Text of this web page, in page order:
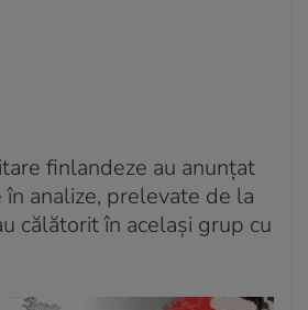
finlandeze au anunțat
în analize, prelevate de la
călătorit în același grup cu